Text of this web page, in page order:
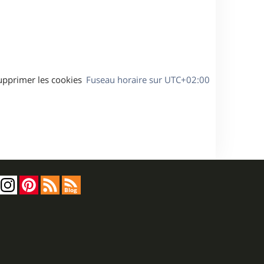
Fuseau horaire sur UTC+02:00
les cookies